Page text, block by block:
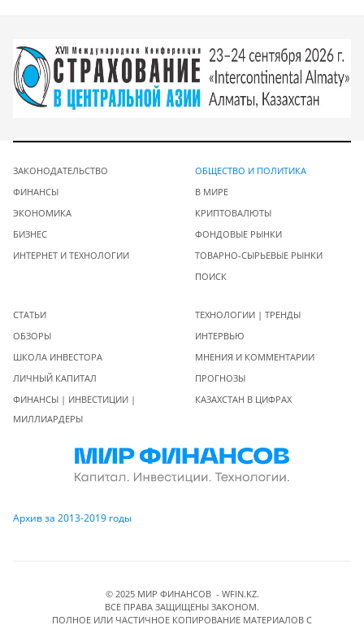
ЗАКОНОДАТЕЛЬСТВО
ФИНАНСЫ
ЭКОНОМИКА
БИЗНЕС
ИНТЕРНЕТ И ТЕХНОЛОГИИ
ОБЩЕСТВО И ПОЛИТИКА
В МИРЕ
КРИПТОВАЛЮТЫ
ФОНДОВЫЕ РЫНКИ
ТОВАРНО-СЫРЬЕВЫЕ РЫНКИ
ПОИСК
СТАТЬИ
ОБЗОРЫ
ШКОЛА ИНВЕСТОРА
ЛИЧНЫЙ КАПИТАЛ
ФИНАНСЫ | ИНВЕСТИЦИИ |
МИЛЛИАРДЕРЫ
ТЕХНОЛОГИИ | ТРЕНДЫ
ИНТЕРВЬЮ
МНЕНИЯ И КОММЕНТАРИИ
ПРОГНОЗЫ
КАЗАХСТАН В ЦИФРАХ
Архив за 2013-2019 годы
© 2025 МИР ФИНАНСОВ - WFIN.KZ.
ВСЕ ПРАВА ЗАЩИЩЕНЫ ЗАКОНОМ.
ПОЛНОЕ ИЛИ ЧАСТИЧНОЕ КОПИРОВАНИЕ МАТЕРИАЛОВ C